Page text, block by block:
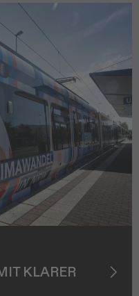
KLARER B